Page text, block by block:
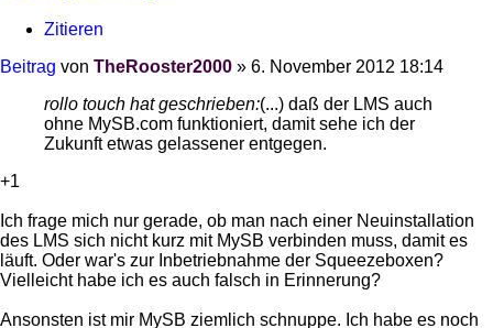
Zitieren
Beitrag von TheRooster2000 » 6. November 2012 18:14
rollo touch hat geschrieben:(...) daß der LMS auch
ohne MySB.com funktioniert, damit sehe ich der
Zukunft etwas gelassener entgegen.
+1
Ich frage mich nur gerade, ob man nach einer Neuinstallation
des LMS sich nicht kurz mit MySB verbinden muss, damit es
läuft. Oder war's zur Inbetriebnahme der Squeezeboxen?
Vielleicht habe ich es auch falsch in Erinnerung?
Ansonsten ist mir MySB ziemlich schnuppe. Ich habe es noch